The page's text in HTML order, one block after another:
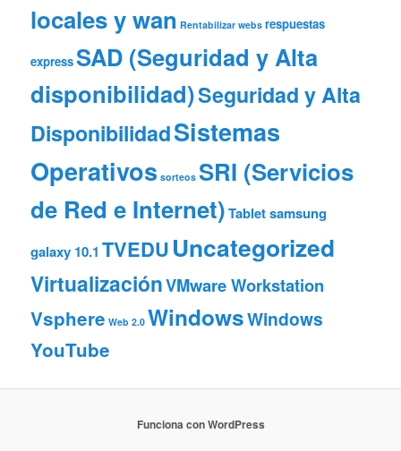
locales y wan Rentabilizar webs respuestas
expressSAD (Seguridad y Alta
disponibilidad)Seguridad y Alta
DisponibilidadSistemas
Operativos sorteos SRI (Servicios
de Red e Internet)Tablet samsung
galaxy 10.1 TVEDUUncategorized
VirtualizaciónVMware Workstation
Vsphere Web 2.0 WindowsWindows
YouTube
Funciona con WordPress